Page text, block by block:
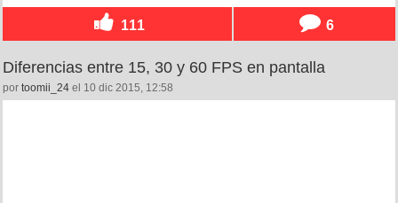
111 6
Diferencias entre 15, 30 y 60 FPS en pantalla
por toomii_24 el 10 dic 2015, 12:58